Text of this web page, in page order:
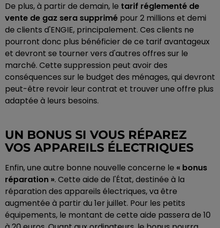
De plus, à partir de demain, le tarif réglementé de
vente de gaz sera supprimé pour 2 millions et demi
de clients d'ENGIE, principalement. Ces clients ne
pourront donc plus bénéficier de ce tarif avantageux
et devront se tourner vers d'autres offres sur le
marché. Cette suppression peut avoir des
conséquences sur le budget des ménages, qui devront
peut-être revoir leur contrat et trouver une offre plus
adaptée à leurs besoins.
UN BONUS SI VOUS RÉPAREZ
VOS APPAREILS ÉLECTRIQUES
Enfin, une autre bonne nouvelle concerne le « bonus
réparation ». Cette aide de l'État, destinée à la
réparation des appareils électriques, va être
augmentée à partir du 1er juillet. Pour les petits
équipements, le montant de cette aide passera de 10